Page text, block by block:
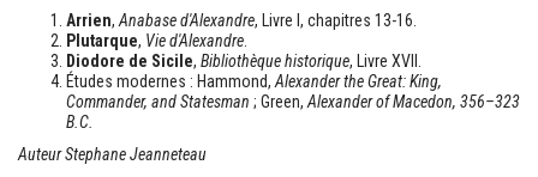
Arrien,Anabase d'Alexandre, Livre I, chapitres 13-16.
Plutarque, Vie d'Alexandre.
Diodore de Sicile, Bibliothèque historique, Livre XVII.
Études modernes : Hammond,Alexander the Great: King,
Commander, and Statesman ; Green,Alexander of Macedon, 356–323
B.C.
Auteur Stephane Jeanneteau